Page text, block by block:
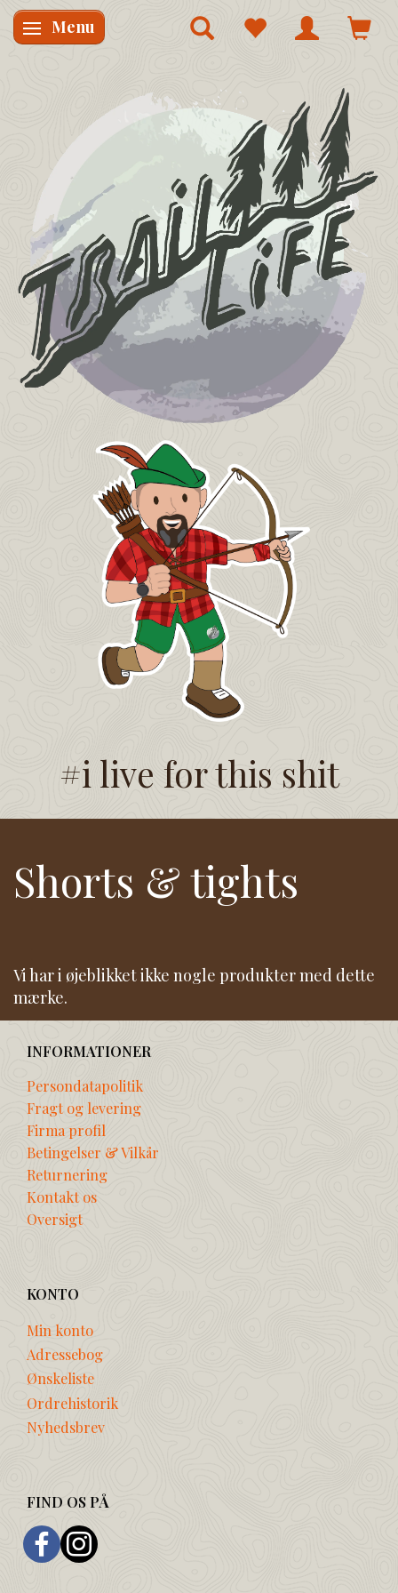
Skifte navigation
Menu
#i live for this shit
Shorts & tights
Vi har i øjeblikket ikke nogle produkter med dette
mærke.
INFORMATIONER
Persondatapolitik
Fragt og levering
Firma profil
Betingelser & Vilkår
Returnering
Kontakt os
Oversigt
KONTO
Min konto
Adressebog
Ønskeliste
Ordrehistorik
Nyhedsbrev
FIND OS PÅ